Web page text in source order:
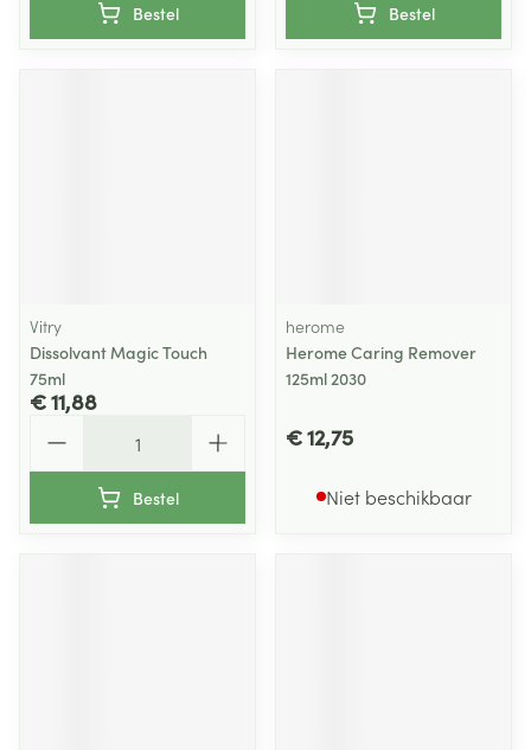
Bestel Bestel
Vitry
Dissolvant Magic Touch
75ml
€ 11,88
Bestel
herome
Herome Caring Remover
125ml 2030
€ 12,75
Niet beschikbaar